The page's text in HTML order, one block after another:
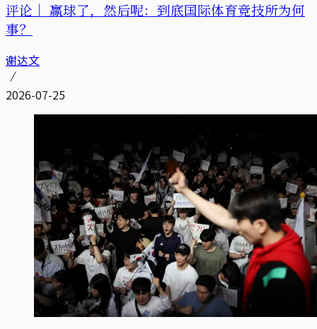
评论｜ 赢球了，然后呢：到底国际体育竞技所为何
事？
谢达文
2026-07-25